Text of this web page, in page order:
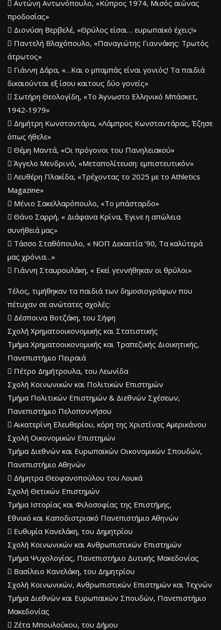
 Αντώνη Αντωνόπουλο, «Κύπρος 1974, Μισός αιώνας
προδοσίας»
 Διονύση Βερβελέ, «Θρύλος είσαι… ευρωπαϊκό έχεις!»
 Παντελή Βλαχόπουλο, «Παναγιώτης Γιαννάκης: Τρωτός
άτρωτος»
 Γιάννη Δάρα, «…Και ο μπαμπάς είναι γονιός! Τα παιδιά
δικαιούνται εξ ίσου καιτους δύο γονείς»
 Σωτήρη Θεολογίδη, «Το Άγνωστο Ελληνικό Μπάσκετ,
1942-1979»
 Δημήτρη Κωνσταντάρα, «Λάμπρος Κωνσταντάρας, Έζησε
όπως ήθελε»
 Θέμη Μαντά, «Οι πρόγονοι του Πανηλειακού»
 Άγγελο Μενδρινό, «Μεταπολίτευση: εμπιστευτικόν»
 Λευθέρη Πλακίδα, «Τρέχοντας το 2025 με το Athletics
Magazine»
 Μένιο Σακελλαρόπουλο, «Το μπάσταρδο»
 Θάνο Σαρρή, « Διάφανα Κρίνα, Έγινε η απώλεια
συνήθειά μας»
 Τάσσο Σταθόπουλο, « ΝΟΠ Δεκαετία ’90, Τα καλύτερά
μας χρόνια…»
 Γιάννη Σταυρουλάκη, « Εκεί γεννήθηκαν οι θρύλοι»
Τέλος, τιμήθηκαν τα παιδιά των δημοσιογράφων που
πέτυχαν σε ανώτατες σχολές:
 Δέσποινα Βοτζάκη, του Σήφη
Σχολή Χρηματοοικονομικής και Στατιστικής
Τμήμα Χρηματοοικονομικής και Τραπεζικής Διοικητικής,
Πανεπιστήμιο Πειραιά
 Πέτρο Δημήτρουλα, του Λεωνίδα
Σχολή Κοινωνικών και Πολιτικών Επιστημών
Τμήμα Πολιτικών Επιστημών & Διεθνών Σχέσεων,
Πανεπιστήμιο Πελοποννήσου
 Αικατερίνη Ελευθερίου, κόρη της Χριστίνας Αμερικάνου
Σχολή Οικονομικών Επιστημών
Τμήμα Διεθνών και Ευρωπαϊκών Οικονομικών Σπουδών,
Πανεπιστήμιο Αθηνών
 Δήμητρα Θεοφανοπούλου του Λουκά
Σχολή Θετικών Επιστημών
Τμήμα Ιστορίας και Φιλοσοφίας της Επιστήμης,
Εθνικό και Καποδιστριακό Πανεπιστήμιο Αθηνών
 Ευθυμία Κανελάκη, του Δημητρίου
Σχολή Κοινωνικών και Ανθρωπιστικών Επιστημών
Τμήμα Ψυχολογίας, Πανεπιστήμιο Δυτικής Μακεδονίας
 Βασίλειο Κανελάκη, του Δημητρίου
Σχολή Κοινωνικών, Ανθρωπιστικών Επιστημών και Τεχνών
Τμήμα Διεθνών και Ευρωπαϊκών Σπουδών, Πανεπιστήμιο
Μακεδονίας
 Ζέτα Μπουλούκου, του Δήμου